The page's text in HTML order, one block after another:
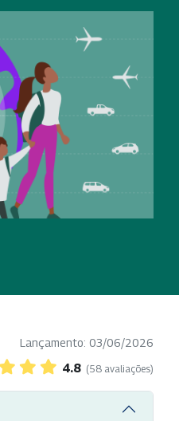
Lançamento: 03/06/2026
4.8 (58 avaliações)